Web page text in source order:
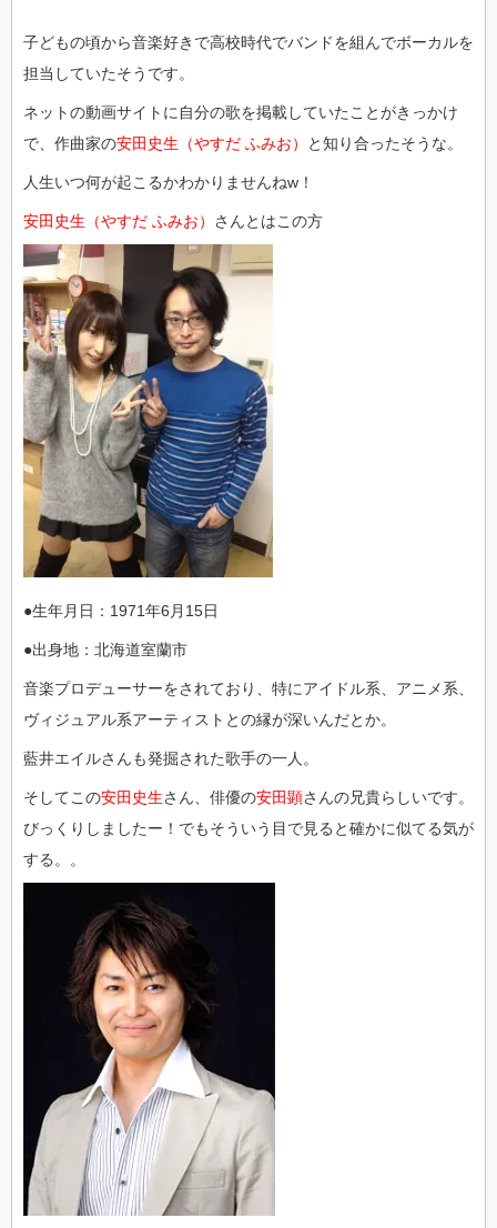
子どもの頃から音楽好きで高校時代でバンドを組んでボーカルを
担当していたそうです。
ネットの動画サイトに自分の歌を掲載していたことがきっかけ
で、作曲家の安田史生（やすだ ふみお） と知り合ったそうな。
人生いつ何が起こるかわかりませんねw！
安田史生（やすだ ふみお） さんとはこの方
●生年月日：1971年6月15日
●出身地：北海道室蘭市
音楽プロデューサーをされており、特にアイドル系、アニメ系、
ヴィジュアル系アーティストとの縁が深いんだとか。
藍井エイルさんも発掘された歌手の一人。
そしてこの安田史生さん、俳優の安田顕さんの兄貴らしいです。
びっくりしましたー！でもそういう目で見ると確かに似てる気が
する。。